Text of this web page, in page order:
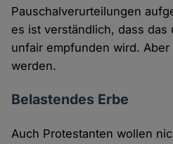
Pauschalverurteilungen
es ist verständlich, dass das
unfair empfunden wird.
werden.
Belastendes Erbe
Auch Protestanten wollen